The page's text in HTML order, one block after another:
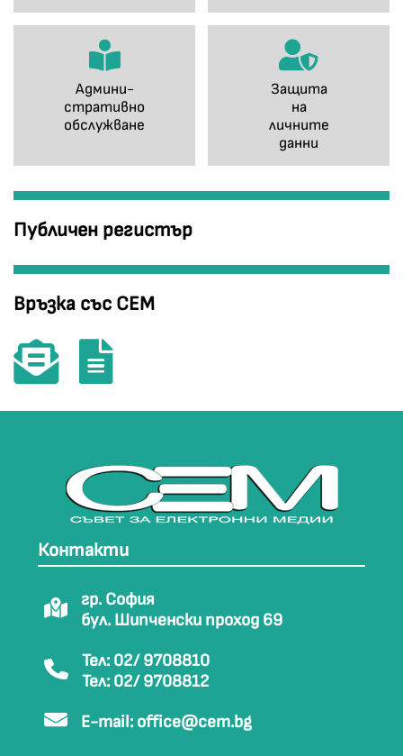
Админи-
стративно
обслужване
Защита
на
личните
данни
Публичен регистър
Връзка със СЕМ
Контакти
гр. София
бул. Шипченски проход 69
Тел: 02/ 9708810
Тел: 02/ 9708812
E-mail: office@cem.bg